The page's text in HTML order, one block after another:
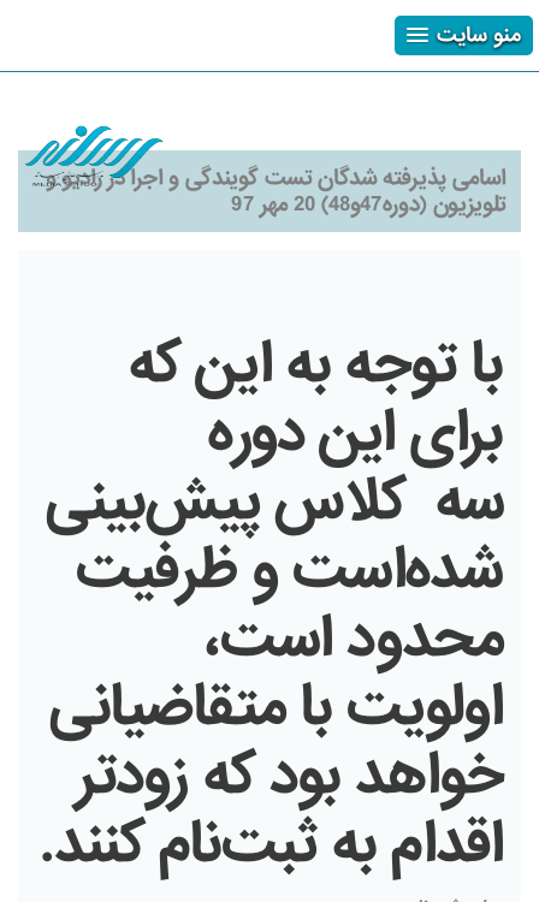
منو سایت
اسامی پذیرفته شدگان تست گویندگی و اجرا در رادیو و
تلویزیون (دوره47و48) 20 مهر 97
با توجه به این که
برای این دوره
سه کلاس پیش‌بینی
شده‌است و ظرفیت
محدود است،
اولویت با متقاضیانی
خواهد بود که زودتر
اقدام به ثبت‌نام کنند.